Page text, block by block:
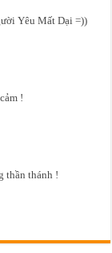
Yêu Mất Dại =))
!
thần thánh !